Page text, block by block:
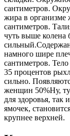
сантиметров.
жира в организме
сантиметров.
чуть выше колена
намного шире
сантиметров.
35 процентов
сильно.
женщин 50%Ну,
для здоровья, так
ямочек,
крупнее верхней.